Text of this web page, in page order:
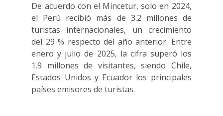
De acuerdo con el Mincetur, solo en 2024,
el Perú recibió más de 3.2 millones de
turistas internacionales, un crecimiento
del 29 % respecto del año anterior. Entre
enero y julio de 2025, la cifra superó los
1.9 millones de visitantes, siendo Chile,
Estados Unidos y Ecuador los principales
países emisores de turistas.